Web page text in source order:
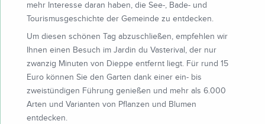
mehr Interesse daran haben, die See-, Bade- und
Tourismusgeschichte der Gemeinde zu entdecken.
Um diesen schönen Tag abzuschließen, empfehlen wir
Ihnen einen Besuch im Jardin du Vasterival, der nur
zwanzig Minuten von Dieppe entfernt liegt. Für rund 15
Euro können Sie den Garten dank einer ein- bis
zweistündigen Führung genießen und mehr als 6.000
Arten und Varianten von Pflanzen und Blumen
entdecken.